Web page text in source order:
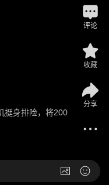
挺身排险，将200
评论
收藏
分享